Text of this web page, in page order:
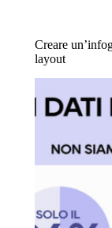
Creare
layout